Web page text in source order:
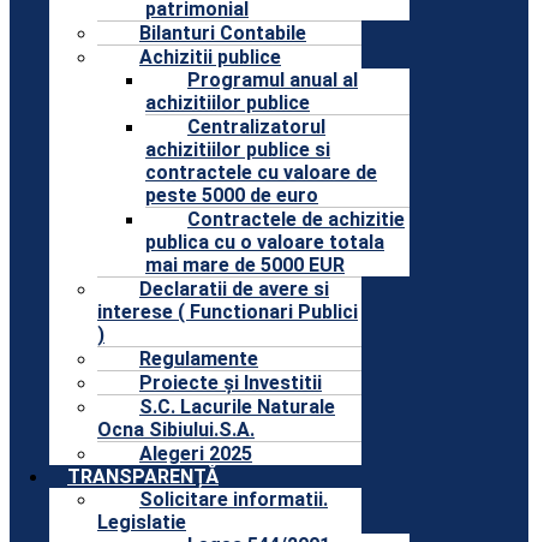
patrimonial
Bilanturi Contabile
Achizitii publice
Programul anual al
achizitiilor publice
Centralizatorul
achizitiilor publice si
contractele cu valoare de
peste 5000 de euro
Contractele de achizitie
publica cu o valoare totala
mai mare de 5000 EUR
Declaratii de avere si
interese ( Functionari Publici
)
Regulamente
Proiecte și Investitii
S.C. Lacurile Naturale
Ocna Sibiului.S.A.
Alegeri 2025
TRANSPARENȚĂ
Solicitare informatii.
Legislatie